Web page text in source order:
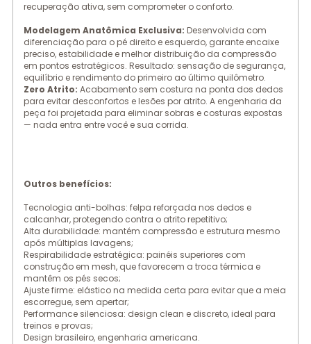
recuperação ativa, sem comprometer o conforto.
Modelagem Anatômica Exclusiva: Desenvolvida com
diferenciação para o pé direito e esquerdo, garante encaixe
preciso, estabilidade e melhor distribuição da compressão
em pontos estratégicos. Resultado: sensação de segurança,
equilíbrio e rendimento do primeiro ao último quilômetro.
Zero Atrito: Acabamento sem costura na ponta dos dedos
para evitar desconfortos e lesões por atrito. A engenharia da
peça foi projetada para eliminar sobras e costuras expostas
— nada entra entre você e sua corrida.
Outros benefícios:
Tecnologia anti-bolhas: felpa reforçada nos dedos e
calcanhar, protegendo contra o atrito repetitivo;
Alta durabilidade: mantém compressão e estrutura mesmo
após múltiplas lavagens;
Respirabilidade estratégica: painéis superiores com
construção em mesh, que favorecem a troca térmica e
mantêm os pés secos;
Ajuste firme: elástico na medida certa para evitar que a meia
escorregue, sem apertar;
Performance silenciosa: design clean e discreto, ideal para
treinos e provas;
Design brasileiro, engenharia americana.